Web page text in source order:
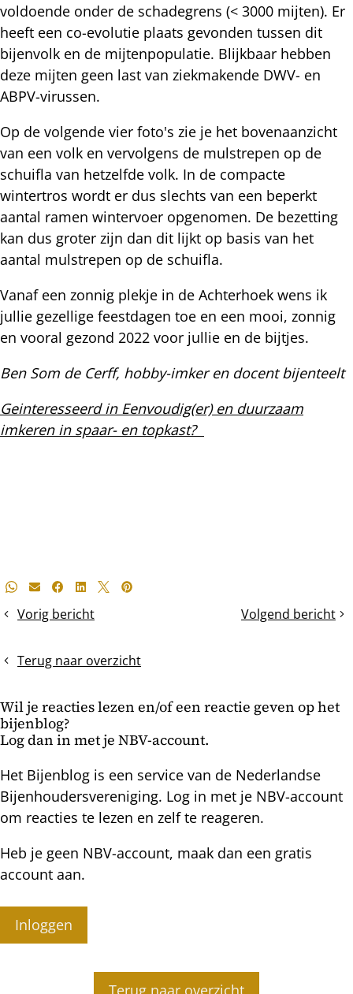
voldoende onder de schadegrens (< 3000 mijten). Er
heeft een co-evolutie plaats gevonden tussen dit
bijenvolk en de mijtenpopulatie. Blijkbaar hebben
deze mijten geen last van ziekmakende DWV- en
ABPV-virussen.
Op de volgende vier foto's zie je het bovenaanzicht
van een volk en vervolgens de mulstrepen op de
schuifla van hetzelfde volk. In de compacte
wintertros wordt er dus slechts van een beperkt
aantal ramen wintervoer opgenomen. De bezetting
kan dus groter zijn dan dit lijkt op basis van het
aantal mulstrepen op de schuifla.
Vanaf een zonnig plekje in de Achterhoek wens ik
jullie gezellige feestdagen toe en een mooi, zonnig
en vooral gezond 2022 voor jullie en de bijtjes.
Ben Som de Cerff, hobby-imker en docent bijenteelt
Geinteresseerd in Eenvoudig(er) en duurzaam
imkeren in spaar- en topkast?
Deel
bericht
Whatsapp
E-mailFacebook
LinkedIn
X Pinterest
Vorig bericht
Gebruikte
en
Volgend bericht
Al
Terug naar overzicht
Wil je reacties lezen en/of een reactie geven op het
bijenblog?
Log dan in met je NBV-account.
Het Bijenblog is een service van de Nederlandse
Bijenhoudersvereniging. Log in met je NBV-account
om reacties te lezen en zelf te reageren.
Heb je geen NBV-account, maak dan een gratis
account aan.
Inloggen